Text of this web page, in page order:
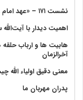
نشست ۱۷۱ – «عهد امام و عهد با امام عصر(عج)»
اهمیت دیدار با
هابیت ها و ارباب
آخرالزمان
معنی دقیق اولیاء الله
پدران مهربان ما